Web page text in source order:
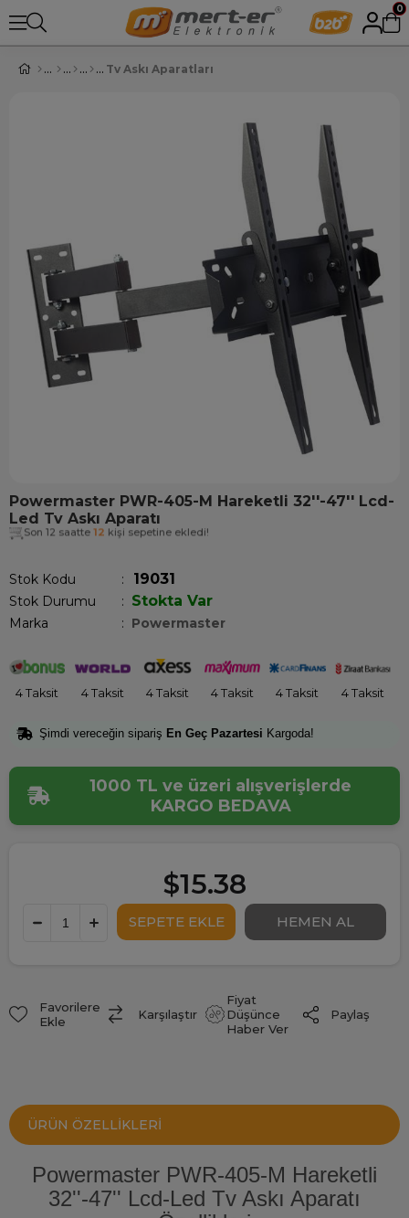
0
Tv Askı Aparatları
Powermaster PWR-405-M Hareketli 32''-47'' Lcd-
Led Tv Askı Aparatı
Son 12 saatte 12 kişi sepetine ekledi!
Stok Kodu 19031
Stok Durumu : Stokta Var
Marka : Powermaster
4 Taksit 4 Taksit 4 Taksit 4 Taksit 4 Taksit 4 Taksit
Şimdi vereceğin sipariş En Geç Pazartesi Kargoda!
1000 TL ve üzeri alışverişlerde
KARGO BEDAVA
$15.38
Favorilere
Ekle
Karşılaştır
Fiyat
Düşünce
Haber Ver
Paylaş
ÜRÜN ÖZELLIKLERI
Powermaster PWR-405-M Hareketli
32''-47'' Lcd-Led Tv Askı Aparatı